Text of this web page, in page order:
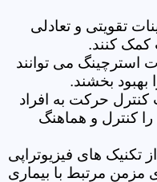
تقویتی و تعادلی
کمک کنند.
استرچینگ می توانند
بخشند.
کنترل حرکت به افراد
کنترل و هماهنگ
تکنیک های فیزیوتراپی
مزمن مرتبط با بیماری